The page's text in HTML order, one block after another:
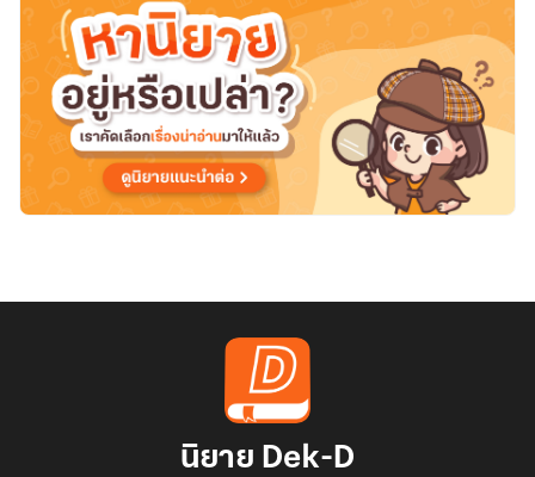
นิยาย Dek-D